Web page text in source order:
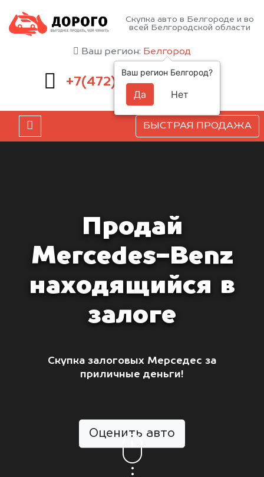
Скупка авто в Белгороде и во
всей Белгородской области
Ваш регион: Белгород
+7(472) 220-54-52
БЫСТРАЯ ПРОДАЖА
Продай
Mercedes-Benz
находящийся в
залоге
Скупка залоговых Мерседес за
приличные деньги!
Оценить авто
Ваш регион Белгород?
Да Нет